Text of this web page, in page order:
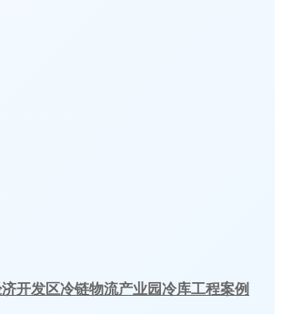
开发区冷链物流产业园冷库工程案例